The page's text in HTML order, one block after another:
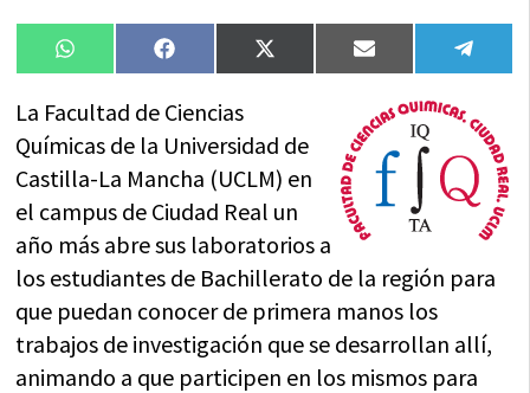
Compartir
en
WhatsAppCompartir
en
FacebookCompartir
en
X
(Twitter)
Compartir
en
Email
en
La Facultad de Ciencias
Químicas de la Universidad de
Castilla-La Mancha (UCLM) en
el campus de Ciudad Real un
año más abre sus laboratorios a
los estudiantes de Bachillerato de la región para
que puedan conocer de primera manos los
trabajos de investigación que se desarrollan allí,
animando a que participen en los mismos para